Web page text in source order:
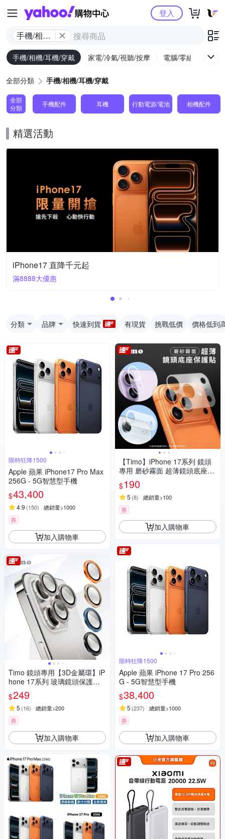
Yahoo購物中心
手機/相機/
耳機/穿戴
登入
手機/相機/耳機/穿戴 家電/冷氣/視聽/按摩 電腦/零組件/週邊/
全部分類 手機/相機/耳機/穿戴
全部
分類
手機配件 耳機 行動電源/電池 相機配件
精選活動
iPhone17 直降千元起
滿8888大優惠
分類 品牌 快速到貨 有現貨 挑戰低價 價格低到
限時狂降1500
Apple 蘋果 iPhone17 Pro Max
256G - 5G智慧型手機
$43,400
4.9 (150) 總銷量>1000
券
加入購物車
Timo 鏡頭專用【3D金屬環】iP
hone 17系列 玻璃鏡頭保護貼
膜
$249
5 (16) 總銷量>200
券
加入購物車
【Timo】iPhone 17系列 鏡頭
專用 磨砂霧面 超薄鏡頭底座保
護貼
$190
5 (8) 總銷量>100
券
加入購物車
限時狂降1500
Apple 蘋果 iPhone 17 Pro 256
G - 5G智慧型手機
$38,400
5 (237) 總銷量>1000
券
加入購物車